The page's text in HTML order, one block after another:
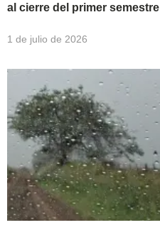
al cierre del primer semestre
1 de julio de 2026